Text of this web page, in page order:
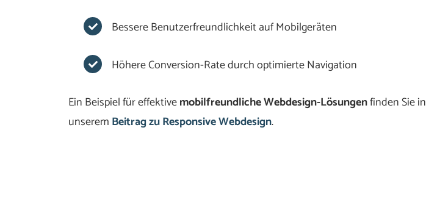
Bessere Benutzerfreundlichkeit auf Mobilgeräten
Höhere Conversion-Rate durch optimierte Navigation
Ein Beispiel für effektivemobilfreundliche Webdesign-Lösungenfinden Sie in
unserem Beitrag zu Responsive Webdesign.